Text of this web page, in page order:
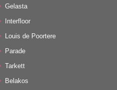
Gelasta
Interfloor
Louis de Poortere
Parade
Tarkett
Belakos